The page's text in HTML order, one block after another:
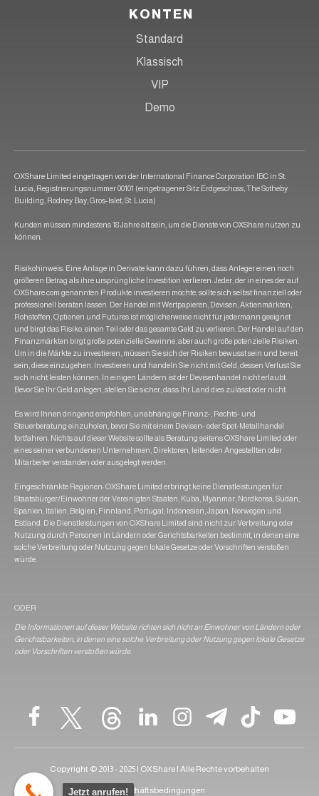
KONTEN
Standard
Klassisch
VIP
Demo
OXShare Limited eingetragen von der International Finance Corporation IBC in St.
Lucia, Registrierungsnummer 00101 (eingetragener Sitz Erdgeschoss, The Sotheby
Building, Rodney Bay, Gros-Islet, St. Lucia)
Kunden müssen mindestens 18 Jahre alt sein, um die Dienste von OXShare nutzen zu
können.
Risikohinweis: Eine Anlage in Derivate kann dazu führen, dass Anleger einen noch
größeren Betrag als ihre ursprüngliche Investition verlieren. Jeder, der in eines der auf
OXShare.com genannten Produkte investieren möchte, sollte sich selbst finanziell oder
professionell beraten lassen. Der Handel mit Wertpapieren, Devisen, Aktienmärkten,
Rohstoffen, Optionen und Futures ist möglicherweise nicht für jedermann geeignet
und birgt das Risiko, einen Teil oder das gesamte Geld zu verlieren. Der Handel auf den
Finanzmärkten birgt große potenzielle Gewinne, aber auch große potenzielle Risiken.
Um in die Märkte zu investieren, müssen Sie sich der Risiken bewusst sein und bereit
sein, diese einzugehen. Investieren und handeln Sie nicht mit Geld, dessen Verlust Sie
sich nicht leisten können. In einigen Ländern ist der Devisenhandel nicht erlaubt.
Bevor Sie Ihr Geld anlegen, stellen Sie sicher, dass Ihr Land dies zulässt oder nicht.
Es wird Ihnen dringend empfohlen, unabhängige Finanz-, Rechts- und
Steuerberatung einzuholen, bevor Sie mit einem Devisen- oder Spot-Metallhandel
fortfahren. Nichts auf dieser Website sollte als Beratung seitens OXShare Limited oder
eines seiner verbundenen Unternehmen, Direktoren, leitenden Angestellten oder
Mitarbeiter verstanden oder ausgelegt werden.
Eingeschränkte Regionen: OXShare Limited erbringt keine Dienstleistungen für
Staatsbürger/Einwohner der Vereinigten Staaten, Kuba, Myanmar, Nordkorea, Sudan,
Spanien, Italien, Belgien, Finnland, Portugal, Indonesien, Japan, Norwegen und
Estland. Die Dienstleistungen von OXShare Limited sind nicht zur Verbreitung oder
Nutzung durch Personen in Ländern oder Gerichtsbarkeiten bestimmt, in denen eine
solche Verbreitung oder Nutzung gegen lokale Gesetze oder Vorschriften verstoßen
würde.
ODER
Die Informationen auf dieser Website richten sich nicht an Einwohner von Ländern oder
Gerichtsbarkeiten, in denen eine solche Verbreitung oder Nutzung gegen lokale Gesetze
oder Vorschriften verstoßen würde.
Copyright © 2013 - 2025 | OXShare | Alle Rechte vorbehalten
Geschäftsbedingungen
Jetzt anrufen!